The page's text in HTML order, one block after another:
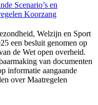
Scenario’s en
Koorzang
Welzijn en Sport
een besluit genomen op
de Wet open overheid.
van documenten
informatie aangaande
over Maatregelen